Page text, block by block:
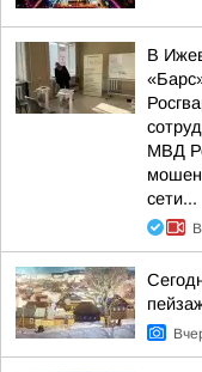
В
МВД
сети...